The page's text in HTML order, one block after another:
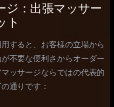
ジ：出張マッサー
ト
すると、お客様の立場から
不要な便利さからオーダー
ッサージならではの代表的
通りです：